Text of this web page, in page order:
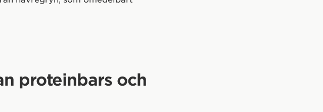
proteinbars och